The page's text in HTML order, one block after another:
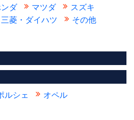
ダ マツダ
スズキ
三菱・ダイハツ その他
ルシェ
オペル